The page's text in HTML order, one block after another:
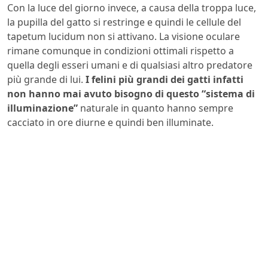
Con la luce del giorno invece, a causa della troppa luce,
la pupilla del gatto si restringe e quindi le cellule del
tapetum lucidum non si attivano. La visione oculare
rimane comunque in condizioni ottimali rispetto a
quella degli esseri umani e di qualsiasi altro predatore
più grande di lui. I felini più grandi dei gatti infatti
non hanno mai avuto bisogno di questo “sistema di
illuminazione” naturale in quanto hanno sempre
cacciato in ore diurne e quindi ben illuminate.